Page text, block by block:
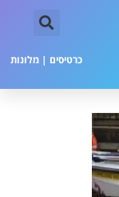
כרטיסים | מלונות